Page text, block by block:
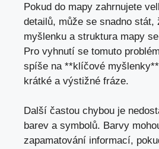
Pokud do mapy zahrnujete
detailů, může se snadno stát,
myšlenku a struktura mapy
Pro vyhnutí se tomuto
spíše na **klíčové
krátké a výstižné fráze.
Další častou chybou je
barev a symbolů. Barvy
zapamatování informací,